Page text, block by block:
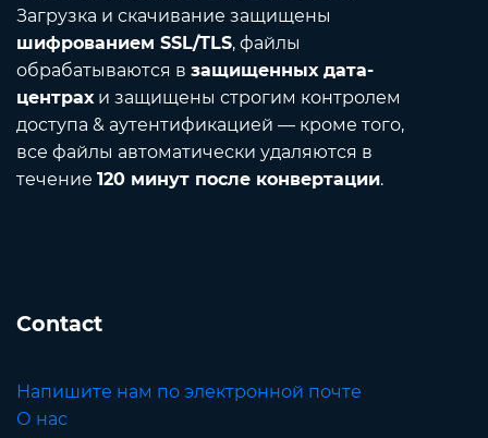
Загрузка и скачивание защищены
шифрованием SSL/TLS, файлы
обрабатываются в защищенных дата-
центрахи защищены строгим контролем
доступа & аутентификацией — кроме того,
все файлы автоматически удаляются в
течение 120 минут после конвертации.
Contact
Напишите нам по электронной почте
О нас